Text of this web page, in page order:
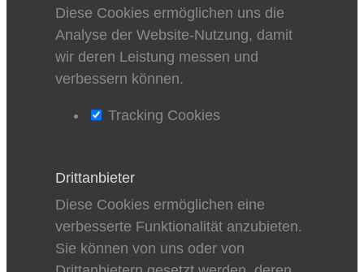
Diese Cookies ermöglichen uns die
Analyse der Website-Nutzung, damit
wir deren Leistung messen und
verbessern können.
Tracking Cookies
Drittanbieter
Diese Cookies ermöglichen eine
verbesserte Funktionalität anzubieten.
Sie können von uns oder von